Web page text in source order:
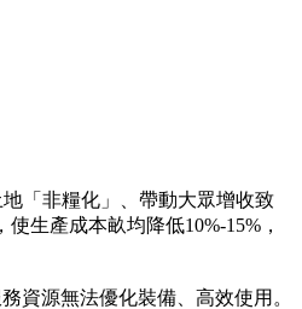
「非糧化」、帶動大眾增收致
生產成本畝均降低10%-15%，
源無法優化裝備、高效使用。